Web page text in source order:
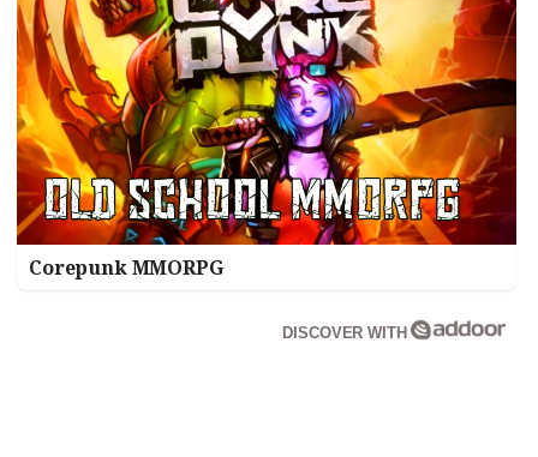
Corepunk MMORPG
DISCOVER WITH